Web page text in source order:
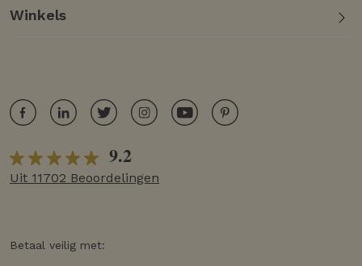
Winkels
9.2
Uit 11702 Beoordelingen
Betaal veilig met: